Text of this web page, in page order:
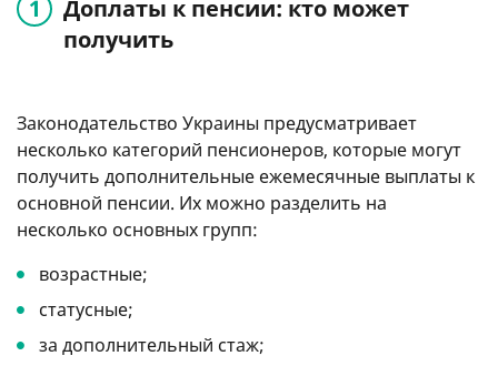
Доплаты к пенсии: кто может
получить
Законодательство Украины предусматривает
несколько категорий пенсионеров, которые могут
получить дополнительные ежемесячные выплаты к
основной пенсии. Их можно разделить на
несколько основных групп:
возрастные;
статусные;
за дополнительный стаж;